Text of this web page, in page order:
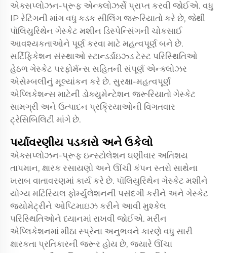
એક્સપ્લોઝન-પ્રૂફ એન્ક્લોઝર્સે પ્રાપ્ત કરવી જોઈએ. વધુ
IP રેટિંગની માંગ વધુ કડક સીલિંગ જરૂરિયાતો કરે છે, જેથી
પૉલિયુરિથેન ગેસ્કેટ મશીન ડિસ્પેન્સિંગની ચોકસાઈ
આવશ્યકતાઓને પૂર્ણ કરવા માટે મહત્વપૂર્ણ બને છે.
સર્ટિફિકેશન સંસ્થાઓ સ્ટાન્ડર્ડાઇઝ્ડ ટેસ્ટ પરિસ્થિતિઓ
હેઠળ ગેસ્કેટ પરફોર્મન્સ સહિતની સંપૂર્ણ એન્ક્લોઝર
એસેમ્બલીનું મૂલ્યાંકન કરે છે. સુરક્ષા-મહત્વપૂર્ણ
એપ્લિકેશન્સ માટેની ડોક્યુમેન્ટેશન જરૂરિયાતો ગેસ્કેટ
સામગ્રી અને ઉત્પાદન પ્રક્રિયાઓની વિગતવાર
ટ્રેસિબિલિટી માંગે છે.
પર્યાવરણીય પડકારો અને ઉકેલો
એક્સપ્લોઝન-પ્રૂફ ઇન્સ્ટોલેશન ઘણીવાર અતિશય
તાપમાન, ક્ષારક રસાયણો અને ઊંચી કંપન સ્તરો સાથેના
ખરાબ વાતાવરણમાં કાર્ય કરે છે. પૉલિયુરિથેન ગેસ્કેટ મશીને
યોગ્ય મટિરિયલ ફોર્મ્યુલેશનની પસંદગી કરીને અને ગેસ્કેટ
જ્યોમેટ્રીને ઓપ્ટિમાઇઝ કરીને આવી મુશ્કેલ
પરિસ્થિતિઓને ધ્યાનમાં રાખવી જોઈએ. મરીન
એપ્લિકેશનમાં મીઠા સ્પ્રેના અનુભવને કારણે વધુ સારી
ક્ષારકતા પ્રતિકારની જરૂર હોય છે, જ્યારે ઊંચા